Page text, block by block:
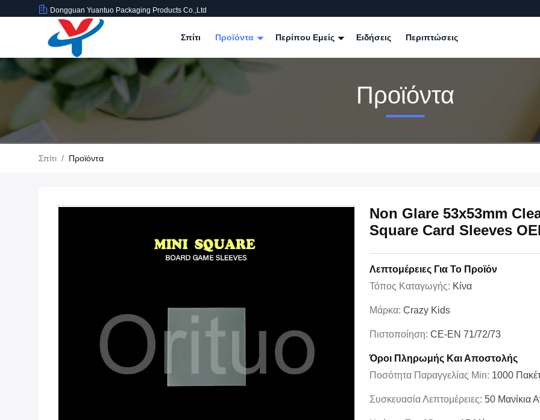
Dongguan Yuantuo Packaging Products Co.,Ltd
Σπίτι Προϊόντα Περίπου Εμείς Ειδήσεις Περιπτώσεις
Προϊόντα
Σπίτι / Προϊόντα
Non Glare 53x53mm
Square Card Sleeves
Λεπτομέρειες Για Το Προϊόν
Τόπος Καταγωγής: Κίνα
Μάρκα: Crazy Kids
Πιστοποίηση: CE-EN 71/72/73
Όροι Πληρωμής Και Αποστολής
Ποσότητα Παραγγελίας Min: 1000
Συσκευασία Λεπτομέρειες: 50 Μανίκια